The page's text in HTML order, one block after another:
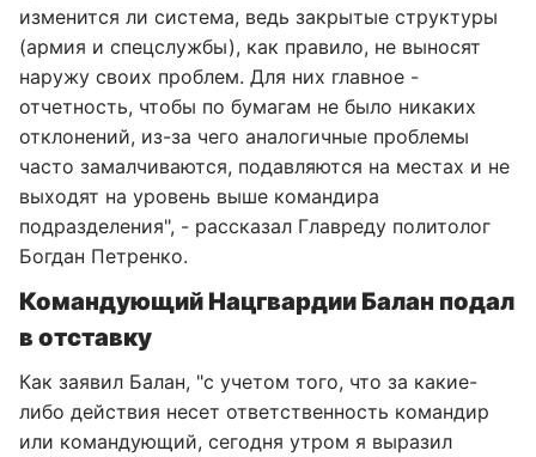
изменится ли система, ведь закрытые структуры
(армия и спецслужбы), как правило, не выносят
наружу своих проблем. Для них главное -
отчетность, чтобы по бумагам не было никаких
отклонений, из-за чего аналогичные проблемы
часто замалчиваются, подавляются на местах и не
выходят на уровень выше командира
подразделения", - рассказал Главреду политолог
Богдан Петренко.
Командующий Нацгвардии Балан подал
в отставку
Как заявил Балан, "с учетом того, что за какие-
либо действия несет ответственность командир
или командующий, сегодня утром я выразил